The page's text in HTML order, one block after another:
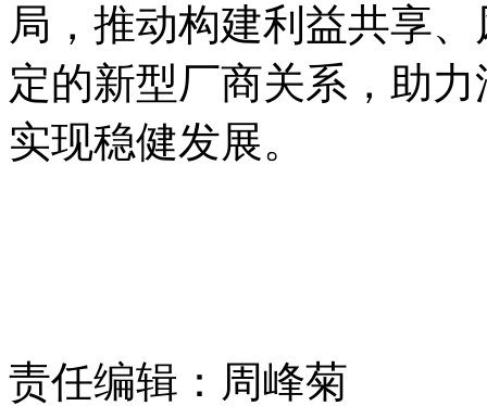
局，推动构建利益共享
定的新型厂商关系，助
实现稳健发展。
责任编辑：周峰菊